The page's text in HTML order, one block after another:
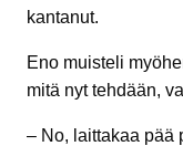
kantanut.
Eno muisteli
mitä nyt tehdään,
– No, laittakaa pää